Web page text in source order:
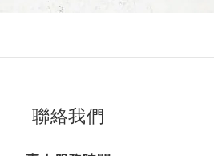
聯絡我們